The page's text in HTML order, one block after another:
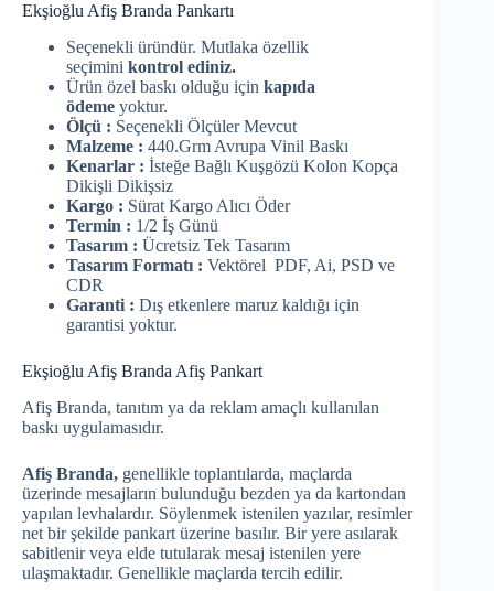
Ekşioğlu Afiş Branda Pankartı
Seçenekli üründür. Mutlaka özellik
seçimini kontrol ediniz.
Ürün özel baskı olduğu için kapıda
ödeme yoktur.
Ölçü : Seçenekli Ölçüler Mevcut
Malzeme : 440.Grm Avrupa Vinil Baskı
Kenarlar : İsteğe Bağlı Kuşgözü Kolon Kopça
Dikişli Dikişsiz
Kargo : Sürat Kargo Alıcı Öder
Termin : 1/2 İş Günü
Tasarım : Ücretsiz Tek Tasarım
Tasarım Formatı : Vektörel PDF, Ai, PSD ve
CDR
Garanti : Dış etkenlere maruz kaldığı için
garantisi yoktur.
Ekşioğlu Afiş Branda Afiş Pankart
Afiş Branda, tanıtım ya da reklam amaçlı kullanılan
baskı uygulamasıdır.
Afiş Branda, genellikle toplantılarda, maçlarda
üzerinde mesajların bulunduğu bezden ya da kartondan
yapılan levhalardır. Söylenmek istenilen yazılar, resimler
net bir şekilde pankart üzerine basılır. Bir yere asılarak
sabitlenir veya elde tutularak mesaj istenilen yere
ulaşmaktadır. Genellikle maçlarda tercih edilir.